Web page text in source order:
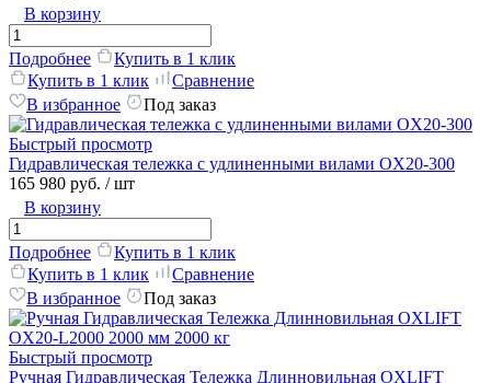
В корзину
Подробнее
Купить в 1 клик
Купить в 1 клик
Сравнение
В избранное
Под заказ
Быстрый просмотр
Гидравлическая тележка с удлиненными вилами OX20-300
165 980 руб. / шт
В корзину
Подробнее
Купить в 1 клик
Купить в 1 клик
Сравнение
В избранное
Под заказ
Быстрый просмотр
Ручная Гидравлическая Тележка Длинновильная OXLIFT